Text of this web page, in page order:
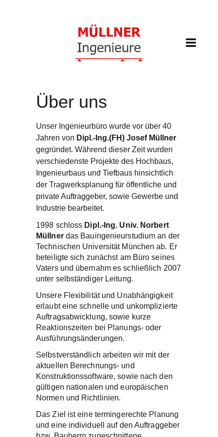
Über uns
Unser Ingenieurbüro wurde vor über 40
Jahren von Dipl.-Ing.(FH) Josef Müllner
gegründet. Während dieser Zeit wurden
verschiedenste Projekte des Hochbaus,
Ingenieurbaus und Tiefbaus hinsichtlich
der Tragwerksplanung für öffentliche und
private Auftraggeber, sowie Gewerbe und
Industrie bearbeitet.
1998 schloss Dipl.-Ing. Univ. Norbert
Müllner das Bauingenieurstudium an der
Technischen Universität München ab. Er
beteiligte sich zunächst am Büro seines
Vaters und übernahm es schließlich 2007
unter selbständiger Leitung.
Unsere Flexibilität und Unabhängigkeit
erlaubt eine schnelle und unkomplizierte
Auftragsabwicklung, sowie kurze
Reaktionszeiten bei Planungs- oder
Ausführungsänderungen.
Selbstverständlich arbeiten wir mit der
aktuellen Berechnungs- und
Konstruktionssoftware, sowie nach den
gültigen nationalen und europäischen
Normen und Richtlinien.
Das Ziel ist eine termingerechte Planung
und eine individuell auf den Auftraggeber